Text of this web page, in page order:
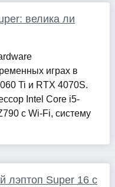
велика ли
играх в
Ti и RTX 4070S.
Intel Core i5-
с Wi-Fi, систему
лэптоп Super 16 с